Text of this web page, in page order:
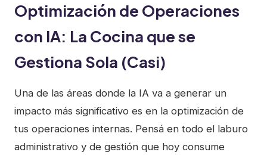
Optimización de Operaciones
con IA: La Cocina que se
Gestiona Sola (Casi)
Una de las áreas donde la IA va a generar un
impacto más significativo es en la optimización de
tus operaciones internas. Pensá en todo el laburo
administrativo y de gestión que hoy consume